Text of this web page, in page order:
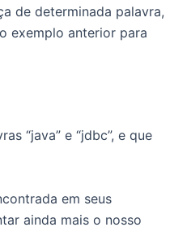
de determinada palavra,
exemplo anterior para
“java” e “jdbc”, e que
em seus
ainda mais o nosso